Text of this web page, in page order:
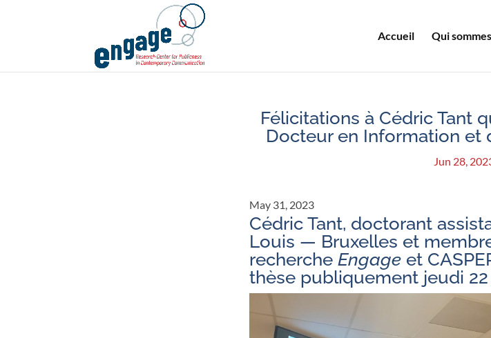
Accueil Qui
Félicitations à Cédric Tant
Docteur en Information et
Jun 28,
May 31, 2023
Cédric Tant, doctorant
Louis — Bruxelles et
rechercheEngage et
thèse publiquement jeudi 22